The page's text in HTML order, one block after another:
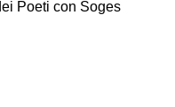
Poeti con Soges